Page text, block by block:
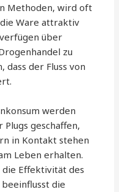
Methoden, wird oft
Ware attraktiv
über
zu
der Fluss von
werden
geschaffen,
in Kontakt stehen
Leben erhalten.
Effektivität des
die